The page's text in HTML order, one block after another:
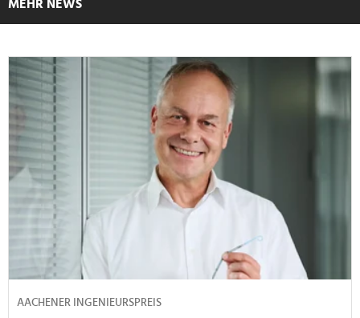
MEHR NEWS
AACHENER INGENIEURSPREIS